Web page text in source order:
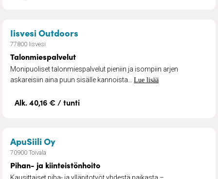
Iisvesi Outdoors
77800 Iisvesi
Talonmiespalvelut
Monipuoliset talonmiespalvelut pieniin ja isompiin arjen
askareisiin aina puun sisälle kannoista... Lue lisää
Alk. 40,16 € / tunti
ApuSiili Oy– Pihan- ja kiinteistönhoito
70900 Toivala
Pihan- ja kiinteistönhoito